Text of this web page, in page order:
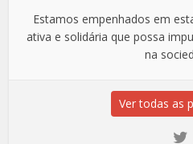
Estamos empenhados em
ativa e solidária que possa
na
Ver todas as